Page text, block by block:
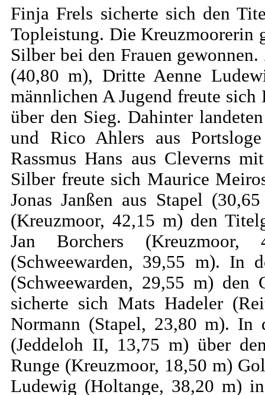
Finja Frels sicherte sich den
Topleistung. Die Kreuzmoorerin
Silber bei den Frauen
(40,80 m), Dritte Aenne
männlichen A Jugend freute
über den Sieg. Dahinter
und Rico Ahlers aus
Rassmus Hans aus Cleverns
Silber freute sich Maurice
Jonas Janßen aus Stapel
(Kreuzmoor, 42,15 m) den
Jan Borchers
(Schweewarden, 39,55 m). In
(Schweewarden, 29,55 m) den
sicherte sich Mats Hadeler
Normann (Stapel, 23,80 m).
(Jeddeloh II, 13,75 m) über
Runge (Kreuzmoor, 18,50 m)
Ludewig (Holtange, 38,20 m)